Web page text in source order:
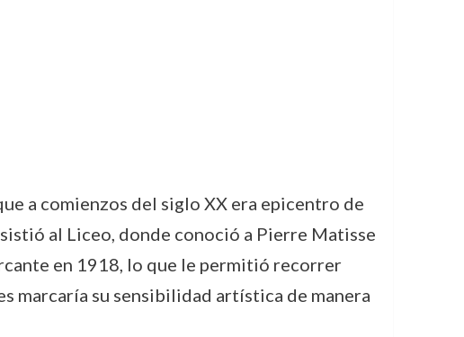
a comienzos del siglo XX era epicentro de
al Liceo, donde conoció a Pierre Matisse
en 1918, lo que le permitió recorrer
marcaría su sensibilidad artística de manera